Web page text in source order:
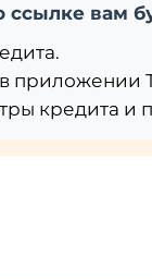
ссылке вам
приложении
кредита и